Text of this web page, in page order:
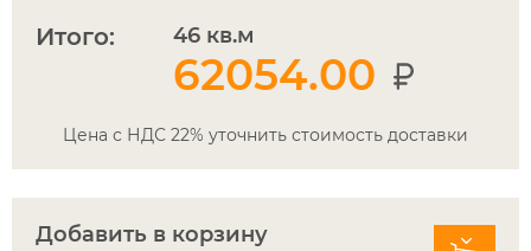
Итого: 46 кв.м
62054.00
Цена с НДС 22% уточнить стоимость доставки
Добавить в корзину